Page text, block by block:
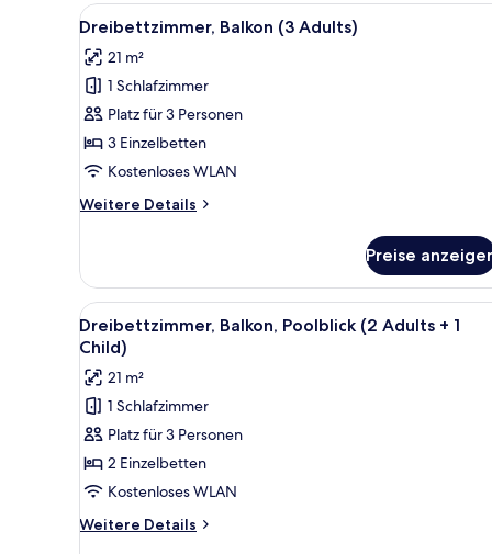
Alle
Fotos
für
Dreibettzimmer,
Balkon
(3
Adults)
Ein Hotelzimmer mit zwei
6
Dreibettzimmer, Balkon (3 Adults)
21 m²
1 Schlafzimmer
Platz für 3 Personen
3 Einzelbetten
Kostenloses WLAN
Weitere Details
Weitere
Balkon
(3
Adults)
Preise
Alle
Fotos
für
Dreibettzimmer,
Balkon,
Poolblick
(2
Adults
+
1
Ein Balkon mit Blick auf
8
Dreibettzimmer, Balkon, Poolblick (2 Adults + 1
Child)
21 m²
1 Schlafzimmer
Platz für 3 Personen
2 Einzelbetten
Kostenloses WLAN
Weitere Details
Weitere